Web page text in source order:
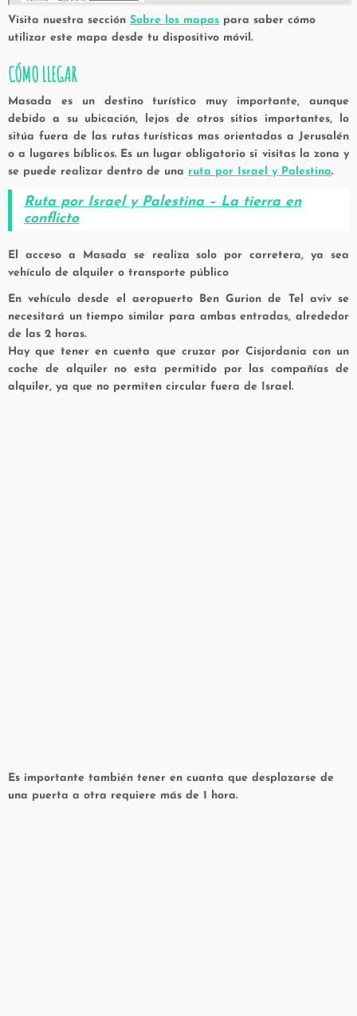
Visita nuestra sección Sobre los mapas para saber cómo
utilizar este mapa desde tu dispositivo móvil.
CÓMO LLEGAR
Masada es un destino turístico muy importante, aunque
debido a su ubicación, lejos de otros sitios importantes, lo
sitúa fuera de las rutas turísticas mas orientadas a Jerusalén
o a lugares bíblicos. Es un lugar obligatorio si visitas la zona y
se puede realizar dentro de una ruta por Israel y Palestina.
Ruta por Israel y Palestina – La tierra en
conflicto
El acceso a Masada se realiza solo por carretera, ya sea
vehículo de alquiler o transporte público
En vehículo desde el aeropuerto Ben Gurion de Tel aviv se
necesitará un tiempo similar para ambas entradas, alrededor
de las 2 horas.
Hay que tener en cuenta que cruzar por Cisjordania con un
coche de alquiler no esta permitido por las compañías de
alquiler, ya que no permiten circular fuera de Israel.
Es importante también tener en cuanta que desplazarse de
una puerta a otra requiere más de 1 hora.